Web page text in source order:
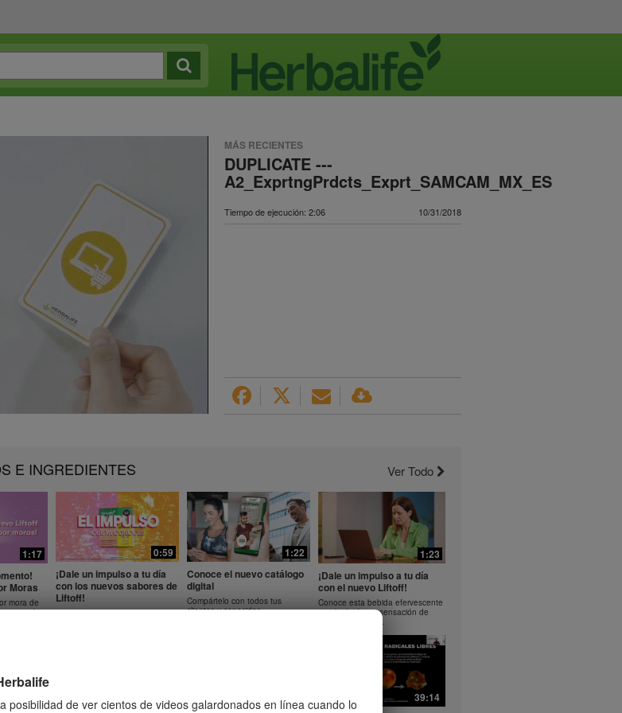
posibilidad de ver cientos de videos galardonados en línea cuando lo
MÁS RECIENTES
DUPLICATE ---
A2_ExprtngPrdcts_Exprt_SAMCAM_MX_ES
Tiempo de ejecución: 2:06 10/31/2018
E INGREDIENTES Ver Todo
1:17
Moras
mora de
que le
0:59
¡Dale un impulso a tu día
con los nuevos sabores de
Liftoff!
Conoce los nuevos sabores de
1:22
Conoce el nuevo catálogo
digital
Compártelo con todos tus
clientes y conocidos.
1:23
¡Dale un impulso a tu día
con el nuevo Liftoff!
Conoce esta bebida efervescente
que le dará una sensación de
impulso en tu día.
11:38
39:14